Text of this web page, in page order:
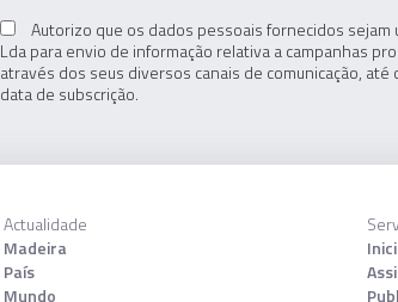
Autorizo que os dados pessoais fornecidos
Lda para envio de informação relativa a campanhas
através dos seus diversos canais de comunicação,
data de subscrição.
Actualidade
Madeira
País
Mundo